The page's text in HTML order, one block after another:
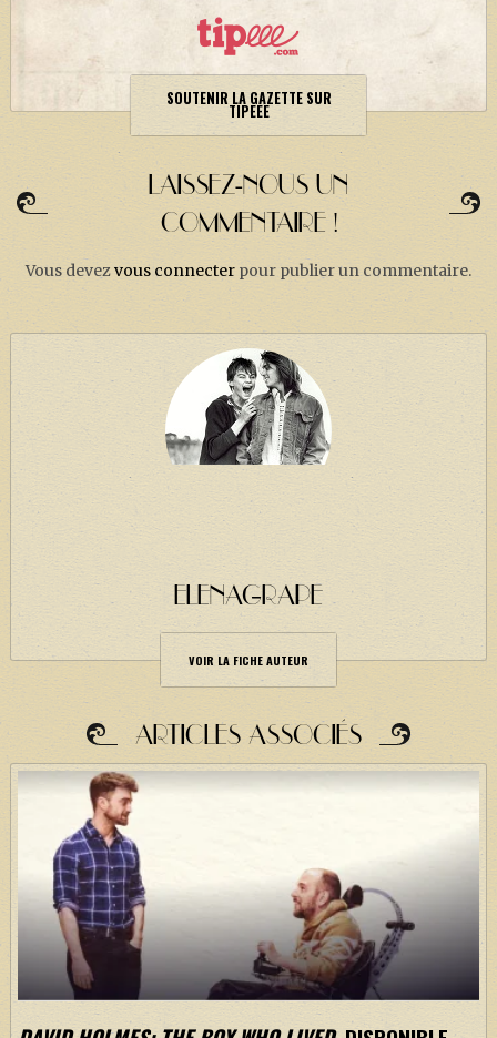
SOUTENIR LA GAZETTE SUR
TIPEEE
LAISSEZ-NOUS UN
COMMENTAIRE !
Vous devezvous connecter pour publier un commentaire.
ELENAGRAPE
VOIR LA FICHE AUTEUR
ARTICLES ASSOCIÉS